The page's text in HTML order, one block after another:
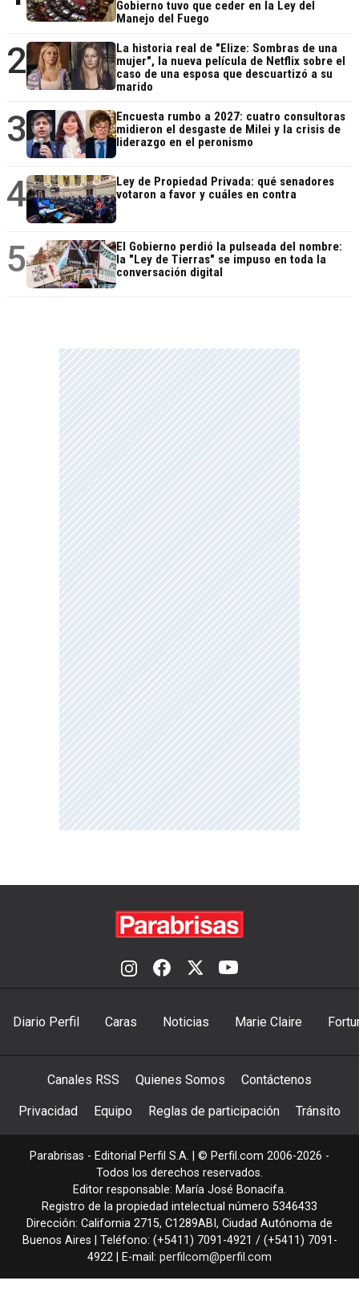
Gobierno tuvo que ceder en la Ley del
Manejo del Fuego
2
La historia real de "Elize: Sombras de una
mujer", la nueva película de Netflix sobre el
caso de una esposa que descuartizó a su
marido
3
Encuesta rumbo a 2027: cuatro consultoras
midieron el desgaste de Milei y la crisis de
liderazgo en el peronismo
4
Ley de Propiedad Privada: qué senadores
votaron a favor y cuáles en contra
5
El Gobierno perdió la pulseada del nombre:
la "Ley de Tierras" se impuso en toda la
conversación digital
Diario Perfil Caras Noticias Marie Claire
Canales RSS Quienes Somos Contáctenos
Privacidad Equipo Reglas de participación Tránsito
Parabrisas - Editorial Perfil S.A. | © Perfil.com 2006-2026 -
Todos los derechos reservados.
Editor responsable: María José Bonacifa.
Registro de la propiedad intelectual número 5346433
Dirección: California 2715, C1289ABI , Ciudad Autónoma de
Buenos Aires | Teléfono: (+5411) 7091-4921 / (+5411) 7091-
4922 | E-mail: perfilcom@perfil.com